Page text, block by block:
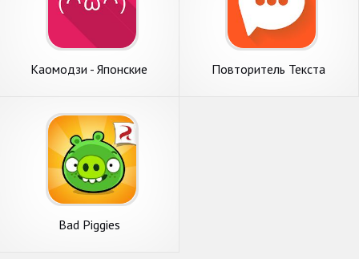
Каомодзи - Японские
Повторитель Текста
Bad Piggies